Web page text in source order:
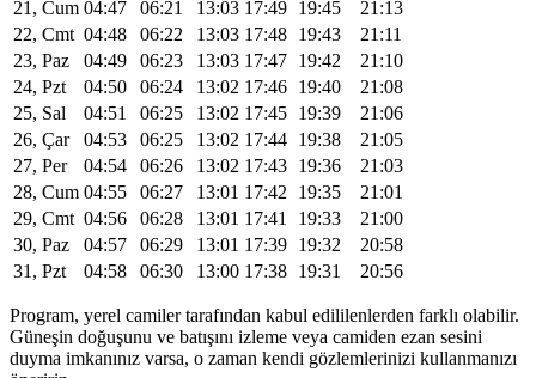
21, Cum 04:47 06:21 13:03 17:49 19:45
21:13
22, Cmt 04:48 06:22 13:03 17:48 19:43
21:11
23, Paz
04:49 06:23 13:03 17:47 19:42
21:10
24, Pzt
04:50 06:24 13:02 17:46 19:40
21:08
25, Sal
04:51 06:25 13:02 17:45 19:39
21:06
26, Çar
04:53 06:25 13:02 17:44 19:38
21:05
27, Per
04:54 06:26 13:02 17:43 19:36
21:03
28, Cum 04:55 06:27 13:01 17:42 19:35
21:01
29, Cmt 04:56 06:28 13:01 17:41 19:33
21:00
30, Paz
04:57 06:29 13:01 17:39 19:32
20:58
31, Pzt
04:58 06:30 13:00 17:38 19:31 20:56
Program, yerel camiler tarafından kabul edililenlerden farklı olabilir.
Güneşin doğuşunu ve batışını izleme veya camiden ezan sesini
duyma imkanınız varsa, o zaman kendi gözlemlerinizi kullanmanızı